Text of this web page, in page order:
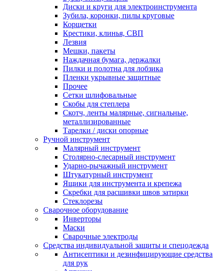
Диски и круги для электроинструмента
Зубила, коронки, пилы круговые
Корщетки
Крестики, клинья, СВП
Лезвия
Мешки, пакеты
Наждачная бумага, держалки
Пилки и полотна для лобзика
Пленки укрывные защитные
Прочее
Сетки шлифовальные
Скобы для степлера
Скотч, ленты малярные, сигнальные,
металлизированные
Тарелки / диски опорные
Ручной инструмент
Малярный инструмент
Столярно-слесарный инструмент
Ударно-рычажный инструмент
Штукатурный инструмент
Ящики для инструмента и крепежа
Скребки для расшивки швов затирки
Стеклорезы
Сварочное оборудование
Инверторы
Маски
Сварочные электроды
Средства индивидуальной защиты и спецодежда
Антисептики и дезинфицирующие средства
для рук